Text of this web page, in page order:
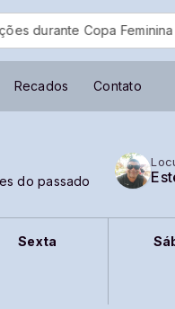
Copa Feminina em
Recados Contato
do passado
Sexta